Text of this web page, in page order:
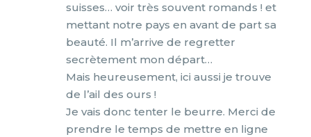
suisses… voir très souvent romands ! et
mettant notre pays en avant de part sa
beauté. Il m’arrive de regretter
secrètement mon départ…
Mais heureusement, ici aussi je trouve
de l’ail des ours !
Je vais donc tenter le beurre. Merci de
prendre le temps de mettre en ligne